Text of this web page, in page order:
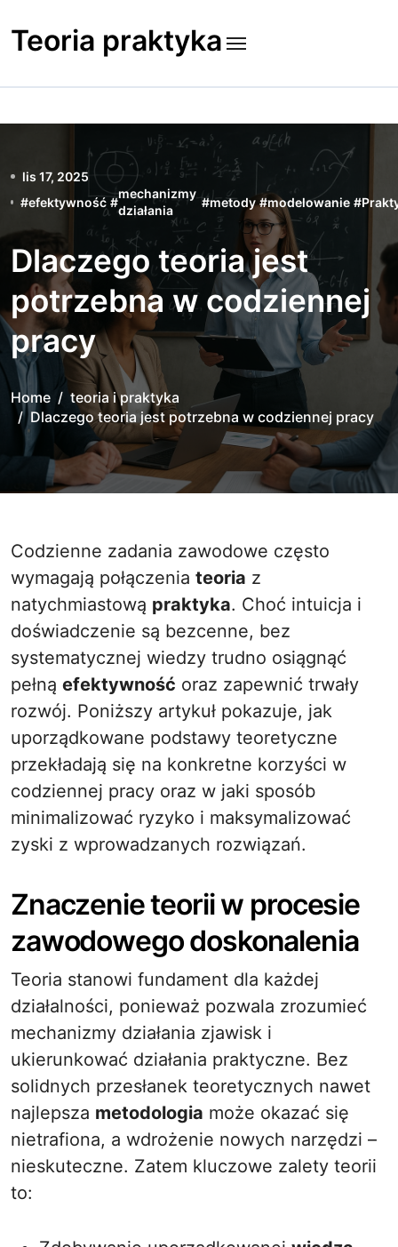
to
content
Teoria praktyka
lis 17, 2025
#efektywność #
mechanizmy
działania
#metody #modelowanie #
Dlaczego teoria jest
potrzebna w codziennej
pracy
Home
teoria i praktyka
Dlaczego teoria jest potrzebna w codziennej pracy
Codzienne zadania zawodowe często
wymagają połączenia teoria z
natychmiastową praktyka. Choć intuicja i
doświadczenie są bezcenne, bez
systematycznej wiedzy trudno osiągnąć
pełną efektywność oraz zapewnić trwały
rozwój. Poniższy artykuł pokazuje, jak
uporządkowane podstawy teoretyczne
przekładają się na konkretne korzyści w
codziennej pracy oraz w jaki sposób
minimalizować ryzyko i maksymalizować
zyski z wprowadzanych rozwiązań.
Znaczenie teorii w procesie
zawodowego doskonalenia
Teoria stanowi fundament dla każdej
działalności, ponieważ pozwala zrozumieć
mechanizmy działania zjawisk i
ukierunkować działania praktyczne. Bez
solidnych przesłanek teoretycznych nawet
najlepsza metodologia może okazać się
nietrafiona, a wdrożenie nowych narzędzi –
nieskuteczne. Zatem kluczowe zalety teorii
to: